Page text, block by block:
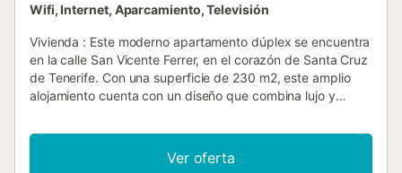
Wifi, Internet, Aparcamiento, Televisión
Vivienda : Este moderno apartamento dúplex se encuentra
en la calle San Vicente Ferrer, en el corazón de Santa Cruz
de Tenerife. Con una superficie de 230 m2, este amplio
alojamiento cuenta con un diseño que combina lujo y
ofrecer espacio y comodidad. La cocina está totalmente
equipada con electrodomésticos de última generación y
tres baños están distribuidos estratégicamente en la
Ver oferta